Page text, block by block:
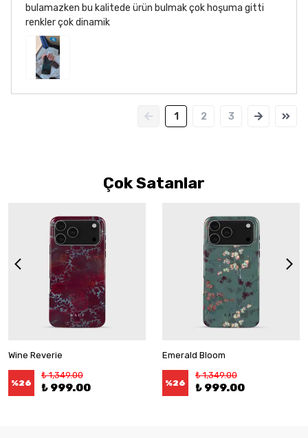
bulamazken bu kalitede ürün bulmak çok hoşuma gitti
renkler çok dinamik
1 2 3
Çok Satanlar
Wine Reverie
%26
₺ 1,349.00
₺ 999.00
Emerald Bloom
%26
₺ 1,349.00
₺ 999.00